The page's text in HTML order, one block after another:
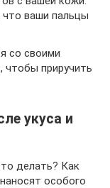
ваши пальцы
со своими
чтобы приручить
укуса и
делать? Как
особого